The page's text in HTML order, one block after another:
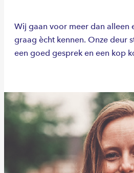
Wij gaan voor meer dan alleen
graag ècht kennen. Onze deur
een goed gesprek en een kop